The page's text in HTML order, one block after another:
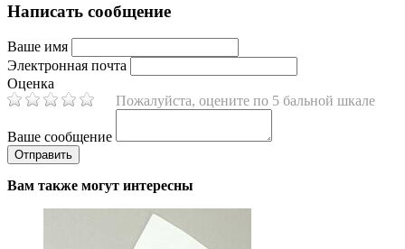
Написать сообщение
Ваше имя
Электронная почта
Оценка
Пожалуйста, оцените по 5 бальной шкале
Ваше сообщение
Вам также могут интересны